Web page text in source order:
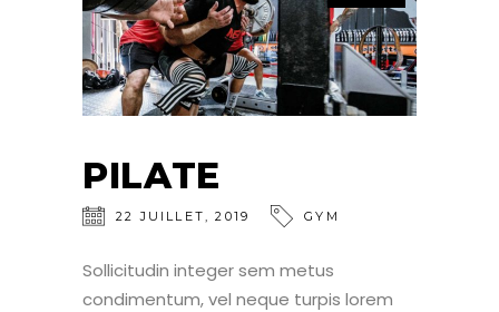
PILATE
22 JUILLET,2019 GYM
Sollicitudin integer sem metus
condimentum, vel neque turpis lorem